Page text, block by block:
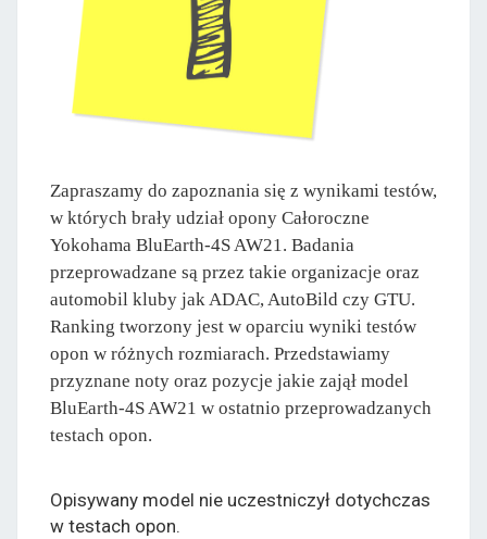
Zapraszamy do zapoznania się z wynikami testów,
w których brały udział opony Całoroczne
Yokohama BluEarth-4S AW21. Badania
przeprowadzane są przez takie organizacje oraz
automobil kluby jak ADAC, AutoBild czy GTU.
Ranking tworzony jest w oparciu wyniki testów
opon w różnych rozmiarach. Przedstawiamy
przyznane noty oraz pozycje jakie zajął model
BluEarth-4S AW21 w ostatnio przeprowadzanych
testach opon.
Opisywany model nie uczestniczył dotychczas
w testach opon.